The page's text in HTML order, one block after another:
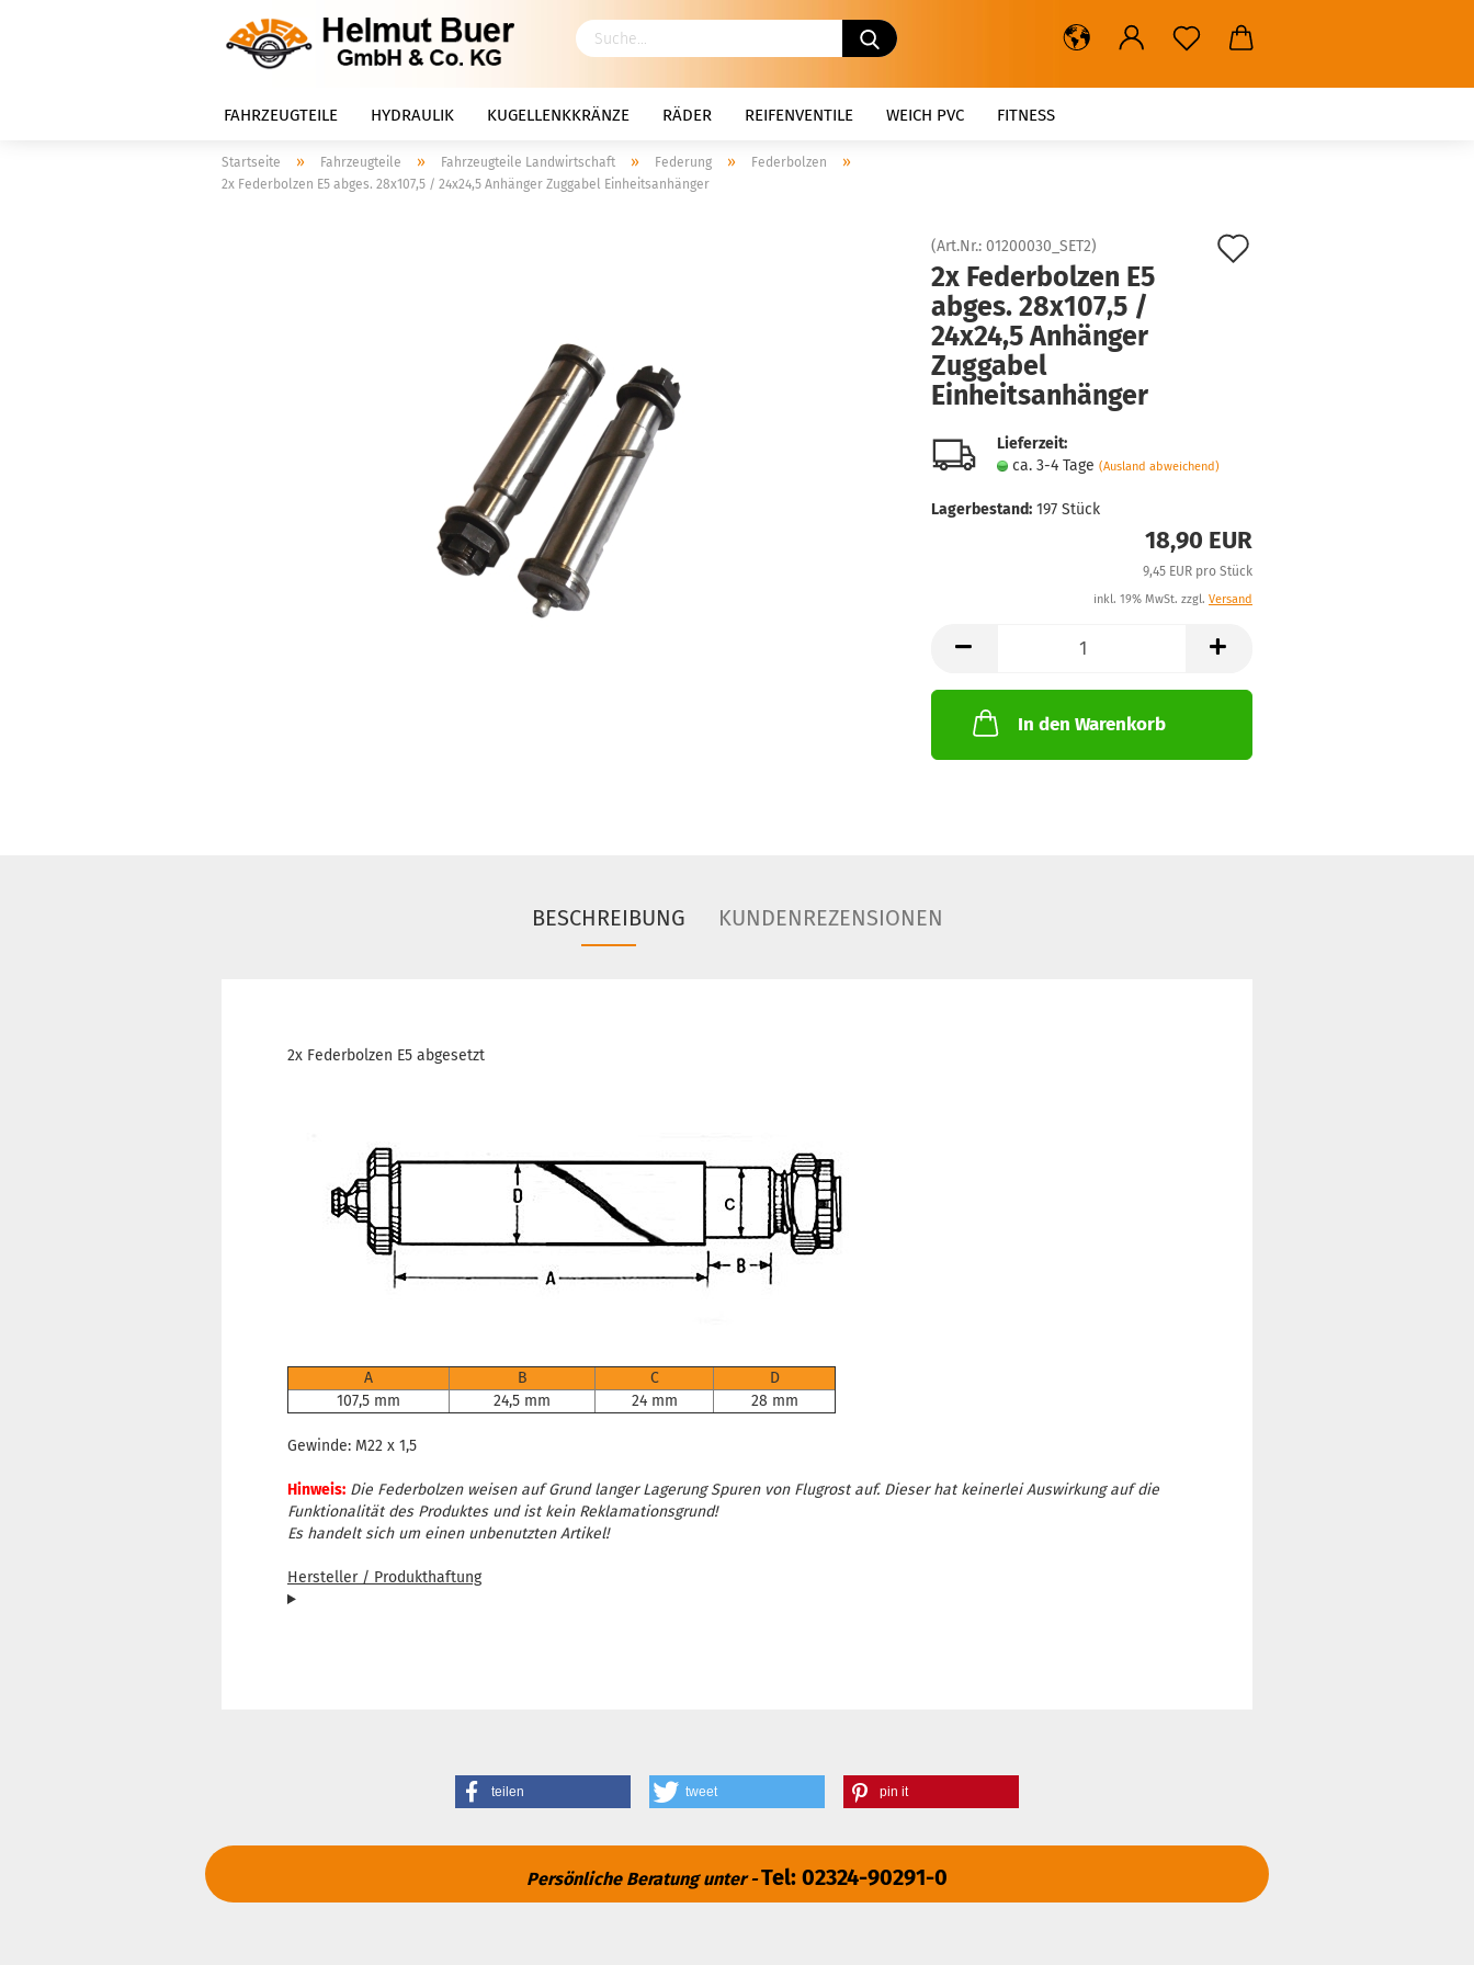
FAHRZEUGTEILE HYDRAULIK KUGELLENKKRÄNZE RÄDER REIFENVENTILE WEICH PVC FITNESS
Startseite » Fahrzeugteile » Fahrzeugteile Landwirtschaft » Federung » Federbolzen »
2x Federbolzen E5 abges. 28x107,5 / 24x24,5 Anhänger Zuggabel Einheitsanhänger
(Art.Nr.: 01200030_SET2)
2x Federbolzen E5
abges. 28x107,5 /
24x24,5 Anhänger
Zuggabel
Einheitsanhänger
Lieferzeit:
ca. 3-4 Tage (Ausland abweichend)
Lagerbestand: 197 Stück
18,90 EUR
9,45 EUR pro Stück
inkl. 19% MwSt. zzgl. Versand
In den Warenkorb
BESCHREIBUNG KUNDENREZENSIONEN
2x Federbolzen E5 abgesetzt
A B C
D
107,5 mm
24,5 mm 24 mm 28 mm
Gewinde: M22 x 1,5
Hinweis: Die Federbolzen weisen auf Grund langer Lagerung Spuren von Flugrost auf. Dieser hat keinerlei Auswirkung auf die
Funktionalität des Produktes und ist kein Reklamationsgrund!
Es handelt sich um einen unbenutzten Artikel!
Hersteller / Produkthaftung
teilen tweet pin it
Persönliche Beratung unter -Tel: 02324-90291-0